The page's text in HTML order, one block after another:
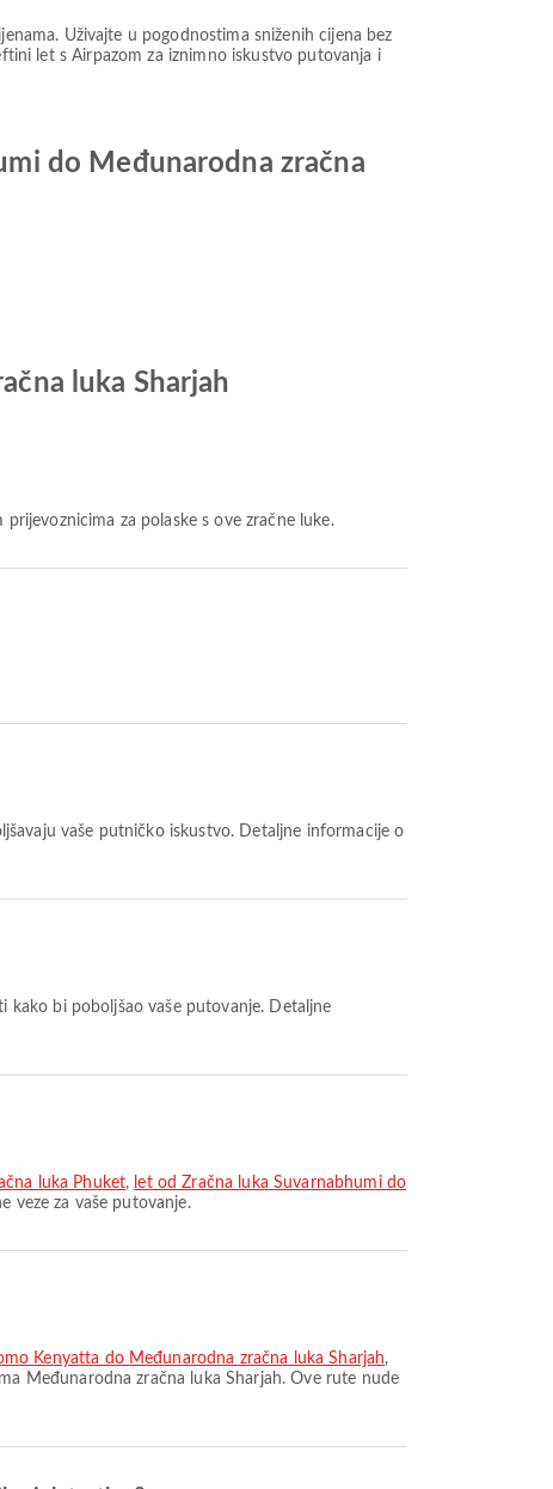
Uživajte u pogodnostima sniženih cijena bez
let s Airpazom za iznimno iskustvo putovanja i
do Međunarodna zračna
luka Sharjah
za polaske s ove zračne luke.
luka Phuket, let od Zračna luka Suvarnabhumi do
veze za vaše putovanje.
Kenyatta do Međunarodna zračna luka Sharjah,
Međunarodna zračna luka Sharjah. Ove rute nude